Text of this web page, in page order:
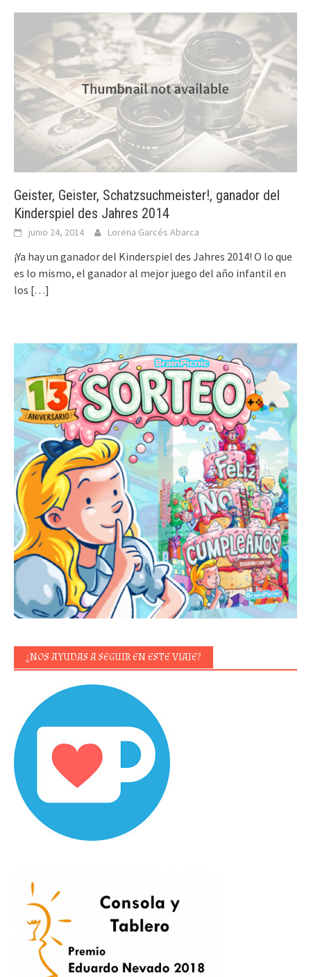
Geister, Geister, Schatzsuchmeister!, ganador del
Kinderspiel des Jahres 2014
junio 24, 2014 Lorena Garcés Abarca
¡Ya hay un ganador del Kinderspiel des Jahres 2014! O lo que
es lo mismo, el ganador al mejor juego del año infantil en
los […]
¿NOS AYUDAS A SEGUIR EN ESTE VIAJE?